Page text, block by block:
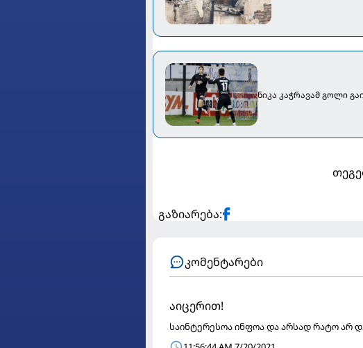
ნიკა კაჭრავამ გოლი
გაზიარება:
კომენტარები
აიცერით!
საინტერესოა ინფოა და არსად რატო არ